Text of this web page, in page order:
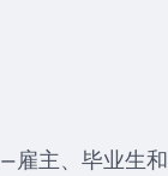
雇主、毕业生和